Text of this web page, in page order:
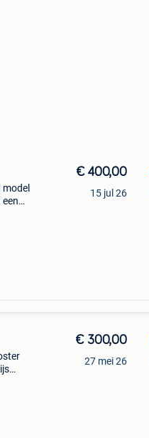
€ 400,00
15 jul 26
€ 300,00
27 mei 26